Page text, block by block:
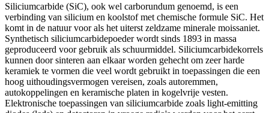
Siliciumcarbide (SiC), ook wel carborundum genoemd, is een
verbinding van silicium en koolstof met chemische formule SiC. Het
komt in de natuur voor als het uiterst zeldzame minerale moissaniet.
Synthetisch siliciumcarbidepoeder wordt sinds 1893 in massa
geproduceerd voor gebruik als schuurmiddel. Siliciumcarbidekorrels
kunnen door sinteren aan elkaar worden gehecht om zeer harde
keramiek te vormen die veel wordt gebruikt in toepassingen die een
hoog uithoudingsvermogen vereisen, zoals autoremmen,
autokoppelingen en keramische platen in kogelvrije vesten.
Elektronische toepassingen van siliciumcarbide zoals light-emitting